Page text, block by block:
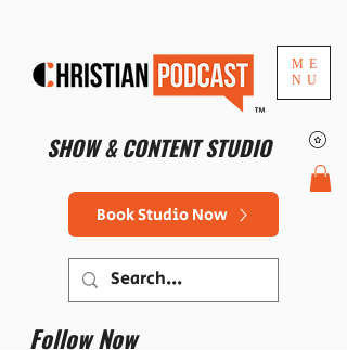
ME
NU
SHOW & CONTENT STUDIO
™
Book Studio Now
Follow Now